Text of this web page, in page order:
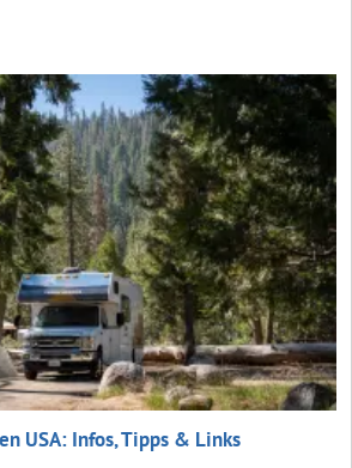
USA: Infos, Tipps & Links